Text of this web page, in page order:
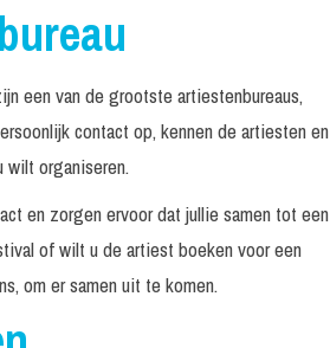
een van de grootste artiestenbureaus,
contact op, kennen de artiesten en
organiseren.
en zorgen ervoor dat jullie samen tot een
of wilt u de artiest boeken voor een
om er samen uit te komen.